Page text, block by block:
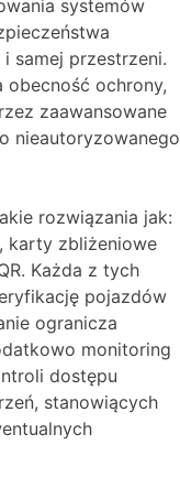
systemów
samej przestrzeni.
ochrony,
zaawansowane
nieautoryzowanego
rozwiązania jak:
karty zbliżeniowe
Każda z tych
pojazdów
ogranicza
monitoring
dostępu
stanowiących